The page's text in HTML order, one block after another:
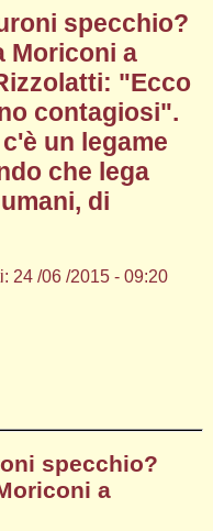
specchio?
Moriconi a
"Ecco
contagiosi".
un legame
che lega
di
24 /06 /2015 - 09:20
specchio?
a